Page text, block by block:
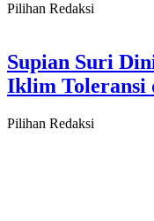
Pilihan Redaksi
Supian Suri
Iklim Toleransi
Pilihan Redaksi